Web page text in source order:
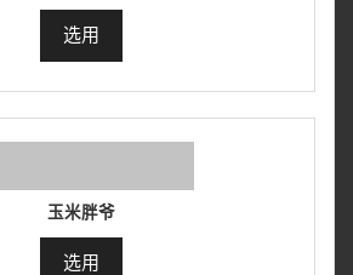
选用
玉米胖爷
选用